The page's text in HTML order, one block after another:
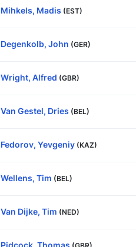
Mihkels, Madis (EST)
Degenkolb, John (GER)
Wright, Alfred (GBR)
Van Gestel, Dries (BEL)
Fedorov, Yevgeniy (KAZ)
Wellens, Tim (BEL)
Van Dijke, Tim (NED)
Pidcock, Thomas